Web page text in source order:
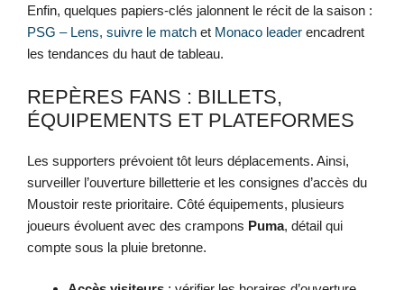
Enfin, quelques papiers-clés jalonnent le récit de la saison :
PSG – Lens, suivre le match et Monaco leader encadrent
les tendances du haut de tableau.
REPÈRES FANS : BILLETS,
ÉQUIPEMENTS ET PLATEFORMES
Les supporters prévoient tôt leurs déplacements. Ainsi,
surveiller l’ouverture billetterie et les consignes d’accès du
Moustoir reste prioritaire. Côté équipements, plusieurs
joueurs évoluent avec des crampons Puma, détail qui
compte sous la pluie bretonne.